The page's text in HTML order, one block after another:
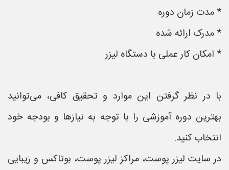
* مدت زمان دوره
* مدرک ارائه شده
* امکان کار عملی با دستگاه لیزر
با در نظر گرفتن این موارد و تحقیق کافی، می‌توانید
بهترین دوره آموزشی را با توجه به نیازها و بودجه خود
انتخاب کنید.
در سایت لیزر پوست، مراکز لیزر پوست، بوتاکس و زیبایی